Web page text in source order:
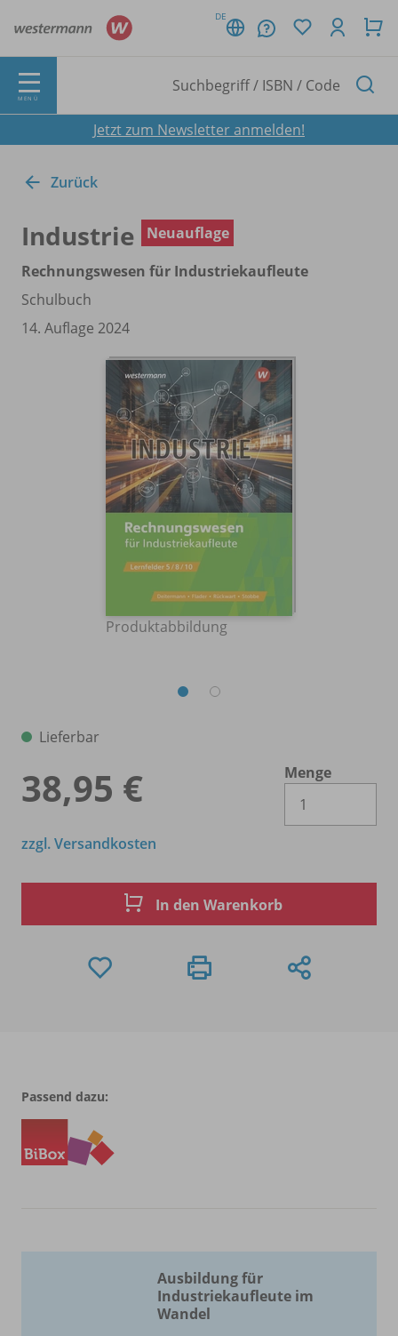
DE
MENÜ
Jetzt zum Newsletter anmelden!
Zurück
Industrie
Neuauflage
Rechnungswesen für Industriekaufleute
Schulbuch
14. Auflage 2024
Produktabbildung
Lieferbar
38,95 €
Menge
zzgl. Versandkosten
In den Warenkorb
Passend dazu:
Ausbildung für
Industriekaufleute im
Wandel